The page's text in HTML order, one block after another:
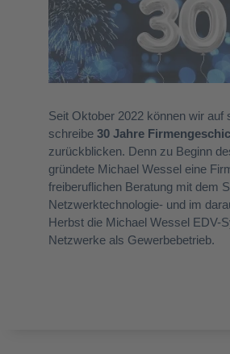
Seit Oktober 2022 können wir auf
schreibe 30 Jahre
zurückblicken. Denn zu Beginn
gründete Michael Wessel eine
freiberuflichen Beratung mit dem
Netzwerktechnologie- und im
Herbst die Michael Wessel EDV-
Netzwerke als Gewerbebetrieb.